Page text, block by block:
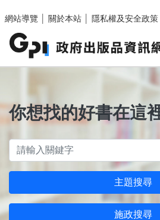
網站導覽
關於本站 隱私權及安全政策
你想找的好書在這
主題搜尋
施政搜尋